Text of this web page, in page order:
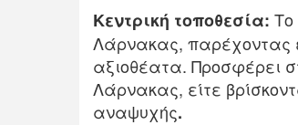
Κεντρική τοποθεσία: Το
Λάρνακας, παρέχοντας
αξιοθέατα. Προσφέρει
Λάρνακας, είτε
αναψυχής.